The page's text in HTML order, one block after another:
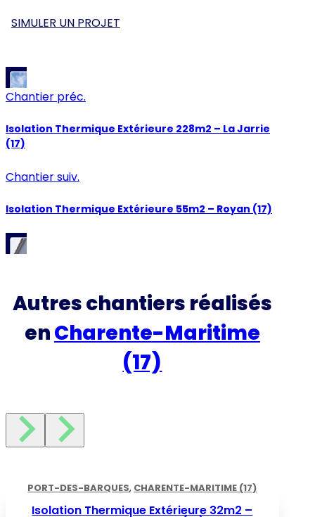
SIMULER UN PROJET
Chantier préc.
Isolation Thermique Extérieure 228m2 – La Jarrie
(17)
Chantier suiv.
Isolation Thermique Extérieure 55m2 – Royan (17)
Autres chantiers réalisés
enCharente-Maritime
(17)
PORT-DES-BARQUES, CHARENTE-MARITIME (17)
Isolation Thermique Extérieure 32m2 –